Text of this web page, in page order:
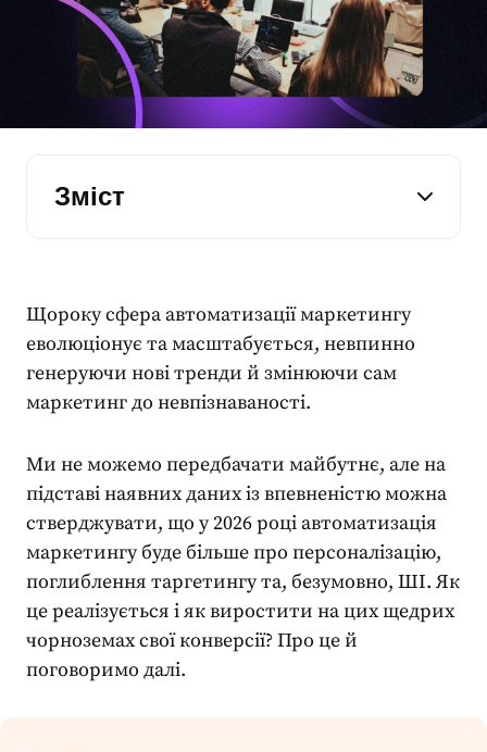
Зміст
Щороку сфера автоматизації маркетингу
еволюціонує та масштабується, невпинно
генеруючи нові тренди й змінюючи сам
маркетинг до невпізнаваності.
Ми не можемо передбачати майбутнє, але на
підставі наявних даних із впевненістю можна
стверджувати, що у 2026 році автоматизація
маркетингубуде більше про персоналізацію,
поглиблення таргетингу та, безумовно, ШІ. Як
це реалізується і як виростити на цих щедрих
чорноземах свої конверсії? Про це й
поговоримо далі.